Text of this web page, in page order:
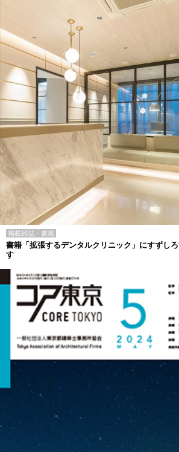
掲載雑誌・書籍
書籍「拡張するデンタルクリニック」にすずし
す